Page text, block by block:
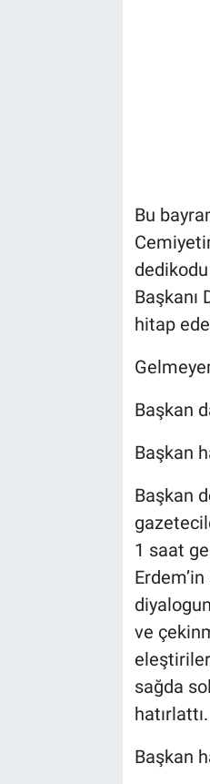
Bu
Başkanı
hitap
Başkan
Başkan
Başkan
1 saat
ve
sağda
hatırlattı.
Başkan